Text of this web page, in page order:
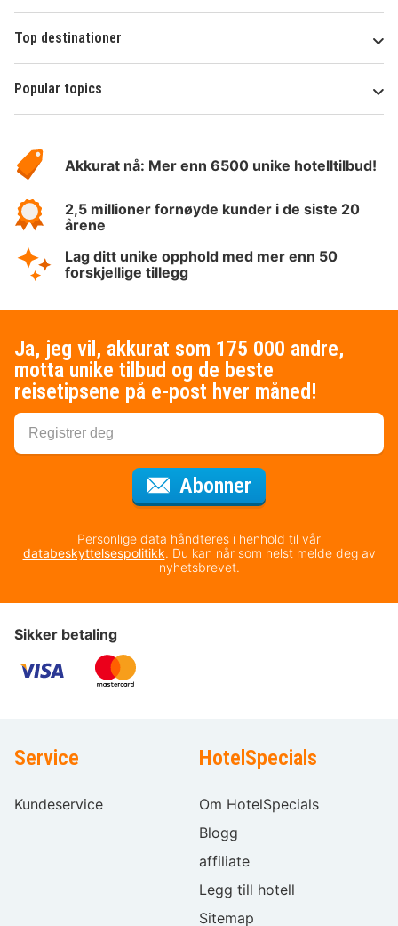
Top destinationer
Popular topics
Hotelspecials
Akkurat nå: Mer enn 6500 unike hotelltilbud!
2,5 millioner fornøyde kunder i de siste 20
årene
Lag ditt unike opphold med mer enn 50
forskjellige tillegg
Ja, jeg vil, akkurat som 175 000 andre,
motta unike tilbud og de beste
reisetipsene på e-post hver måned!
Abonner
Personlige data håndteres i henhold til vår
databeskyttelsespolitikk. Du kan når som helst melde deg av
nyhetsbrevet.
Sikker betaling
Service
Kundeservice
HotelSpecials
Om HotelSpecials
Blogg
affiliate
Legg till hotell
Sitemap